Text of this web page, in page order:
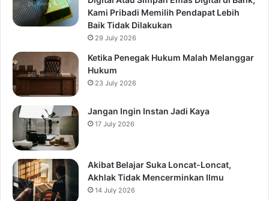
Kami Pribadi Memilih Pendapat Lebih
Baik Tidak Dilakukan
29 July 2026
Ketika Penegak Hukum Malah Melanggar
Hukum
23 July 2026
Jangan Ingin Instan Jadi Kaya
17 July 2026
Akibat Belajar Suka Loncat-Loncat,
Akhlak Tidak Mencerminkan Ilmu
14 July 2026